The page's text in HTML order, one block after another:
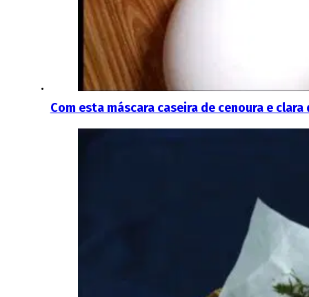
Com esta máscara caseira de cenoura e